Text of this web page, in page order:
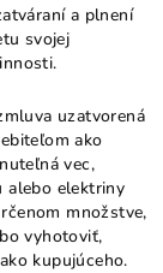
a plnení
svojej
uzatvorená
ako
vec,
alebo elektriny
množstve,
vyhotoviť,
kupujúceho.